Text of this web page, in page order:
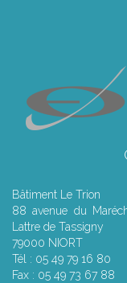
Bâtiment Le Trion
88 avenue du
Lattre de Tassigny
79000 NIORT
Tél : 05 49 79 16 80
Fax : 05 49 73 67 88